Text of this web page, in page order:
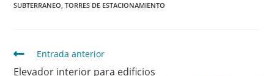
SUBTERRANEO, TORRES DE ESTACIONAMIENTO
Entrada anterior
Elevador interior para edificios